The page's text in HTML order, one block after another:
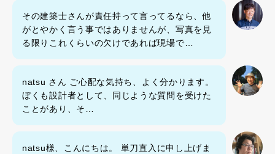
その建築士さんが責任持って言ってるなら、他
がとやかく言う事ではありませんが、写真を見
る限りこれくらいの欠けであれば現場で…
natsu さん ご心配な気持ち、よく分かります。
ぼくも設計者として、同じような質問を受けた
ことがあり、そ…
natsu様、こんにちは。 単刀直入に申し上げま